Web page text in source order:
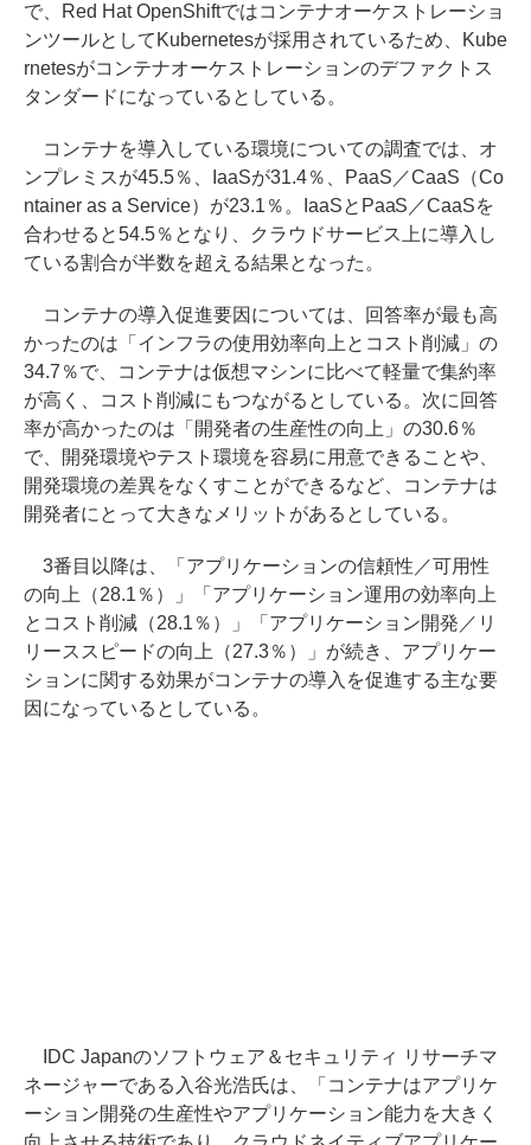
で、Red Hat OpenShiftではコンテナオーケストレーショ
ンツールとしてKubernetesが採用されているため、Kube
rnetesがコンテナオーケストレーションのデファクトス
タンダードになっているとしている。
コンテナを導入している環境についての調査では、オ
ンプレミスが45.5％、IaaSが31.4％、PaaS／CaaS（Co
ntainer as a Service）が23.1％。IaaSとPaaS／CaaSを
合わせると54.5％となり、クラウドサービス上に導入し
ている割合が半数を超える結果となった。
コンテナの導入促進要因については、回答率が最も高
かったのは「インフラの使用効率向上とコスト削減」の
34.7％で、コンテナは仮想マシンに比べて軽量で集約率
が高く、コスト削減にもつながるとしている。次に回答
率が高かったのは「開発者の生産性の向上」の30.6％
で、開発環境やテスト環境を容易に用意できることや、
開発環境の差異をなくすことができるなど、コンテナは
開発者にとって大きなメリットがあるとしている。
3番目以降は、「アプリケーションの信頼性／可用性
の向上（28.1％）」「アプリケーション運用の効率向上
とコスト削減（28.1％）」「アプリケーション開発／リ
リーススピードの向上（27.3％）」が続き、アプリケー
ションに関する効果がコンテナの導入を促進する主な要
因になっているとしている。
IDC Japanのソフトウェア＆セキュリティ リサーチマ
ネージャーである入谷光浩氏は、「コンテナはアプリケ
ーション開発の生産性やアプリケーション能力を大きく